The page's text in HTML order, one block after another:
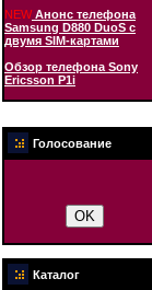
NEWАнонс телефона
Samsung D880 DuoS с
двумя SIM-картами
Обзор телефона Sony
Ericsson P1i
Голосование
Каталог